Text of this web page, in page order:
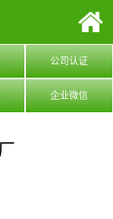
公司认证
企业微信